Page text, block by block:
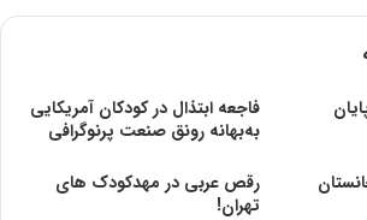
فاجعه ابتذال در کودکان آمریکایی
به‌بهانه رونق صنعت پرنوگرافی
رقص عربی در مهدکودک های
تهران!